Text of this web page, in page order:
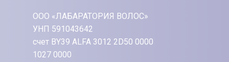
ООО «ЛАБАРАТОРИЯ ВОЛОС»
УНП 591043642
счет BY39 ALFA 3012 2D50 0000
1027 0000